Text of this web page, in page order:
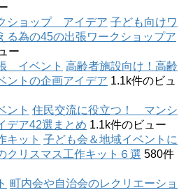
子ども向けワ
る為の45の出張ワークショップア
ー
高齢者施設向け！高齢
ントの企画アイデア 1.1k件のビュ
住民交流に役立つ！ マンシ
デア42選まとめ 1.1k件のビュー
子ども会＆地域イベントに
クリスマス工作キット６選 580件
町内会や自治会のレクリエーショ